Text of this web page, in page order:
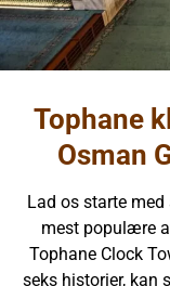
Tophane
Osman
Lad os starte
mest populære
Tophane Clock
seks historier, kan